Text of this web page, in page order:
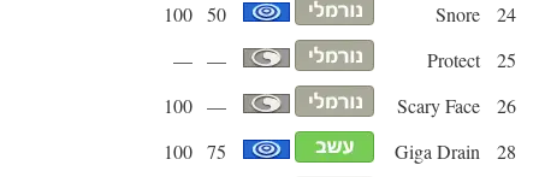
24
Snore
50
100
25
Protect
—
—
26
Scary Face
—
100
28
Giga Drain
75
100